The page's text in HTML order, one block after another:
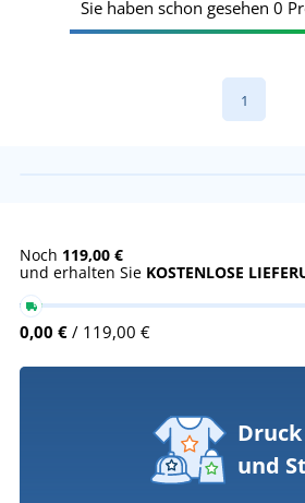
Sie haben schon gesehen 0
1
Noch 119,00 €
und erhalten Sie KOSTENLOSE
0,00 € / 119,00 €
Druck
und